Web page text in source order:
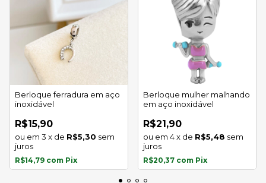
Berloque ferradura em aço
inoxidável
R$15,90
3 x de R$5,30 sem
juros
R$14,79 com Pix
Berloque mulher malhando
em aço inoxidável
R$21,90
4x de R$5,48 sem
juros
R$20,37 com Pix